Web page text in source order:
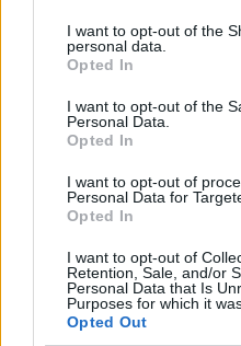
I want to opt-out of the
personal data.
Opted In
I want to opt-out of the
Personal Data.
Opted In
I want to opt-out of
Personal Data for
Opted In
I want to opt-out of
Retention, Sale, and/or
Personal Data that Is
Purposes for which it
Opted Out
Астронавти на
открития космос
07.08.2026 / 15:00